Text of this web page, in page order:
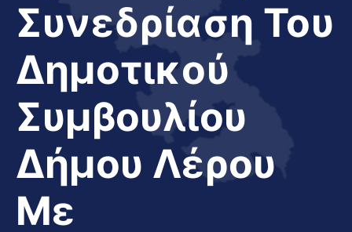
Το
Νησί
Μας
Συνεδρίαση Του
Δημοτικού
Συμβουλίου
Δήμου Λέρου
Με